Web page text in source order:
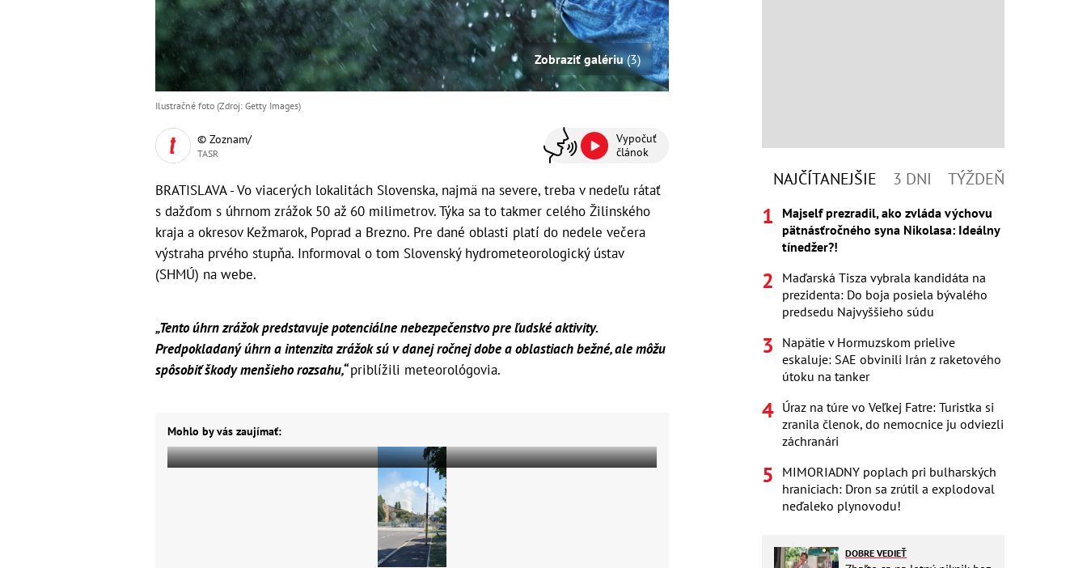
Zobraziť galériu(3)
Ilustračné foto (Zdroj: Getty Images)
© Zoznam/
TASR
Vypočuť
článok
BRATISLAVA - Vo viacerých lokalitách Slovenska, najmä na severe, treba v nedeľu rátať
s dažďom s úhrnom zrážok 50 až 60 milimetrov. Týka sa to takmer celého Žilinského
kraja a okresov Kežmarok, Poprad a Brezno. Pre dané oblasti platí do nedele večera
výstraha prvého stupňa. Informoval o tom Slovenský hydrometeorologický ústav
(SHMÚ) na webe.
„Tento úhrn zrážok predstavuje potenciálne nebezpečenstvo pre ľudské aktivity.
Predpokladaný úhrn a intenzita zrážok sú v danej ročnej dobe a oblastiach bežné, ale môžu
spôsobiť škody menšieho rozsahu,“priblížili meteorológovia.
Mohlo by vás zaujímať:
NAJČÍTANEJŠIE 3 DNI TÝŽDEŇ
Majself prezradil, ako zvláda výchovu
pätnásťročného syna Nikolasa: Ideálny
tínedžer?!
Maďarská Tisza vybrala kandidáta na
prezidenta: Do boja posiela bývalého
predsedu Najvyššieho súdu
Napätie v Hormuzskom prielive
eskaluje: SAE obvinili Irán z raketového
útoku na tanker
Úraz na túre vo Veľkej Fatre: Turistka si
zranila členok, do nemocnice ju odviezli
záchranári
MIMORIADNY poplach pri bulharských
hraniciach: Dron sa zrútil a explodoval
neďaleko plynovodu!
DOBRE VEDIEŤ